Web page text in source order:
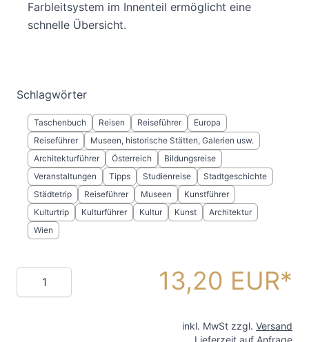
Farbleitsystem im Innenteil ermöglicht eine
schnelle Übersicht.
Schlagwörter
Taschenbuch Reisen Reiseführer
Europa
Reiseführer
Museen, historische Stätten, Galerien usw.
Architekturführer
Österreich
Bildungsreise
Veranstaltungen
Tipps Studienreise
Stadtgeschichte
Städtetrip
Reiseführer Museen
Kunstführer
Kulturtrip
Kulturführer Kultur Kunst
Architektur
Wien
Menge 13,20 EUR
inkl. MwSt zzgl. Versand
Lieferzeit auf Anfrage